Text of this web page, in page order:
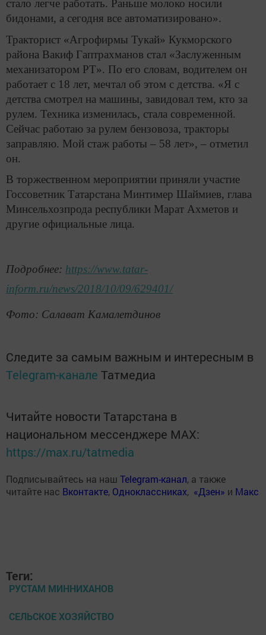
стало легче работать. Раньше молоко носили
бидонами, а сегодня все автоматизировано».
Тракторист «Агрофирмы Тукай» Кукморского
района Вакиф Гаптрахманов стал «Заслуженным
механизатором РТ». По его словам, водителем он
работает с 18 лет, мечтал об этом с детства. «Я с
детства смотрел на машины, завидовал тем, кто за
рулем. Техника изменилась, стала современной.
Сейчас работаю за рулем бензовоза, тракторы
заправляю. Мой стаж работы – 58 лет», – отметил
он.
В торжественном мероприятии приняли участие
Госсоветник Татарстана Минтимер Шаймиев, глава
Минсельхозпрода республики Марат Ахметов и
другие официальные лица.
Подробнее: https://www.tatar-
inform.ru/news/2018/10/09/629401/
Фото: Салават Камалетдинов
Следите за самым важным и интересным в
Telegram-канале Татмедиа
Читайте новости Татарстана в
национальном мессенджере MАХ:
https://max.ru/tatmedia
Подписывайтесь на наш Telegram-канал, а также
читайте нас Вконтакте, Одноклассниках, «Дзен» и Макс
Теги:
РУСТАМ МИННИХАНОВ
СЕЛЬСКОЕ ХОЗЯЙСТВО